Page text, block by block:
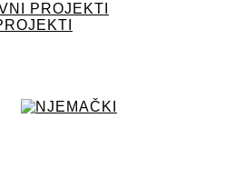
PROJEKTI